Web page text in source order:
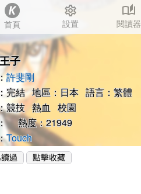
首頁
settings
設置
auto_stories
閱讀器
子
許斐剛
完結 地區：日本 語言：繁體
競技 熱血 校園
熱度：21949
Touch